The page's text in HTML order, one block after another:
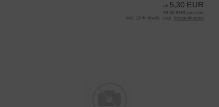
ab 5,30 EUR
53,00 EUR pro Liter
inkl. 19 % MwSt. zzgl. Versandkosten